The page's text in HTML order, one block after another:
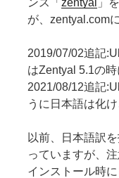
が、zentyal.com
2019/07/02追記
はZentyal 5.1の
2021/08/12追記
うに日本語は化
以前、日本語訳
っていますが、注
インストール時